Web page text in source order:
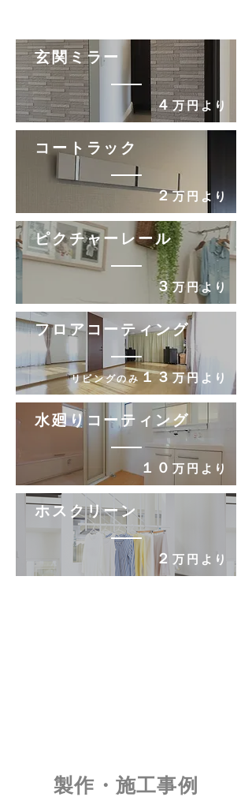
​玄関ミラー
​４万円より
​コートラック
２万円より
ピクチャーレール
​３万円より
​フロアコーティング
リビングのみ１３万円より
​水廻りコーティング
​１０万円より
ホスクリーン
​２万円より
​製作・施工事例